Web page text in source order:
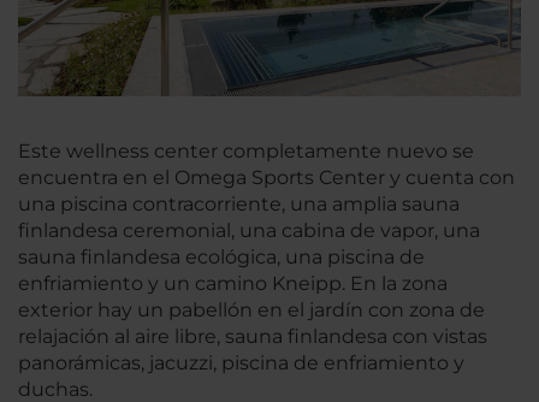
Este wellness center completamente nuevo se
encuentra en el Omega Sports Center y cuenta con
una piscina contracorriente, una amplia sauna
finlandesa ceremonial, una cabina de vapor, una
sauna finlandesa ecológica, una piscina de
enfriamiento y un camino Kneipp. En la zona
exterior hay un pabellón en el jardín con zona de
relajación al aire libre, sauna finlandesa con vistas
panorámicas, jacuzzi, piscina de enfriamiento y
duchas.